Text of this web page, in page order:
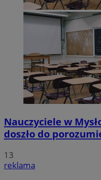
Nauczyciele w
doszło do
13
reklama